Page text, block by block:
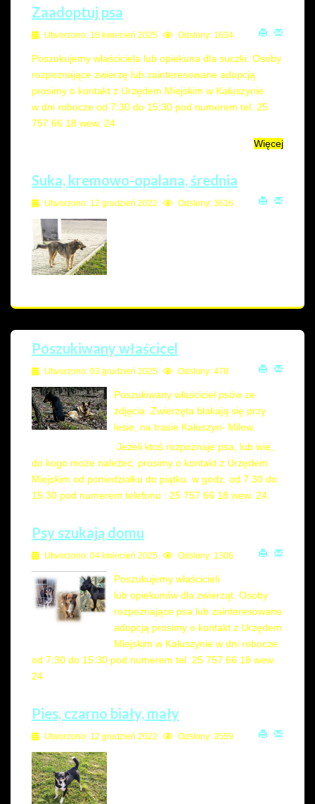
Zaadoptuj psa
Utworzono: 18 kwiecień 2025 Odsłony: 1634
Poszukujemy właściciela lub opiekuna dla suczki. Osoby
rozpoznające zwierzę lub zainteresowane adopcją
prosimy o kontakt z Urzędem Miejskim w Kałuszynie
w dni robocze od 7:30 do 15:30 pod numerem tel. 25
757 66 18 wew. 24
Więcej
Suka, kremowo-opalana, średnia
Utworzono: 12 grudzień 2022 Odsłony: 3616
Poszukiwany właścicel
Utworzono: 03 grudzień 2025 Odsłony: 478
Poszukiwany właściciel psów ze
zdjęcia. Zwierzęta błakają się przy
lesie, na trasie Kałuszyn- Milew.
Jeżeli ktoś rozpoznaje psa, lub wie,
do kogo może należeć, prosimy o kontakt z Urzędem
Miejskim od poniedziałku do piątku w godz. od 7.30 do
15.30 pod numerem telefonu : 25 757 66 18 wew. 24.
Psy szukają domu
Utworzono: 04 kwiecień 2025 Odsłony: 1306
Poszukujemy właścicieli
lub opiekunów dla zwierząt. Osoby
rozpoznające psa lub zainteresowane
adopcją prosimy o kontakt z Urzędem
Miejskim w Kałuszynie w dni robocze
od 7:30 do 15:30 pod numerem tel. 25 757 66 18 wew.
24
Pies, czarno biały, mały
Utworzono: 12 grudzień 2022 Odsłony: 3559